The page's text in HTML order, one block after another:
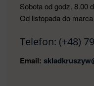
Sobota od godz. 8.00
Od listopada do
Telefon: (+48)
Email: